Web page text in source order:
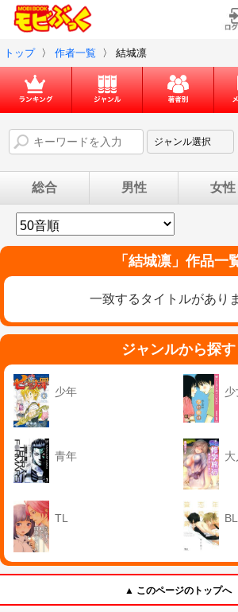
トップ 〉 作者一覧 〉 結城凛
総合 男性 女性
「 結城凛」作品一
一致するタイトルがあり
ジャンルから探す
少年
青年
TL BL
▲ このページのトップへ